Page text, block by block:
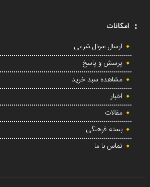
امکانات
ارسال سوال شرعی
پرسش و پاسخ
مشاهده سبد خرید
اخبار
مقالات
بسته فرهنگی
تماس با ما